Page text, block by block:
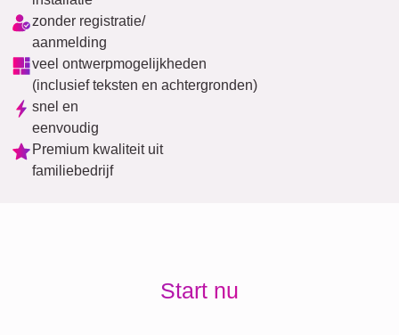
zonder registratie/
aanmelding
veel ontwerpmogelijkheden
(inclusief teksten en achtergronden)
snel en
eenvoudig
Premium kwaliteit uit
familiebedrijf
Start nu